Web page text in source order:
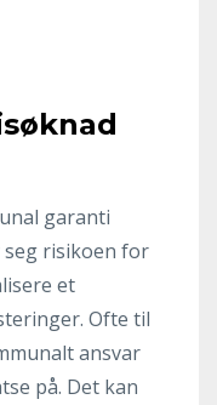
garanti
risikoen for
et
Ofte til
ansvar
på. Det kan